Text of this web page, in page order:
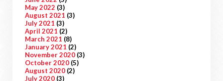
May 2022 (3)
August 2021 (3)
July 2021 (3)
April 2021 (2)
March 2021 (8)
January 2021 (2)
November 2020 (3)
October 2020 (5)
August 2020 (2)
July 2020 (3)